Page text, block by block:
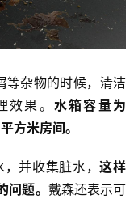
等杂物的时候，清洁
果。 水箱容量为
方米房间。
，并收集脏水，这样
题。 戴森还表示可